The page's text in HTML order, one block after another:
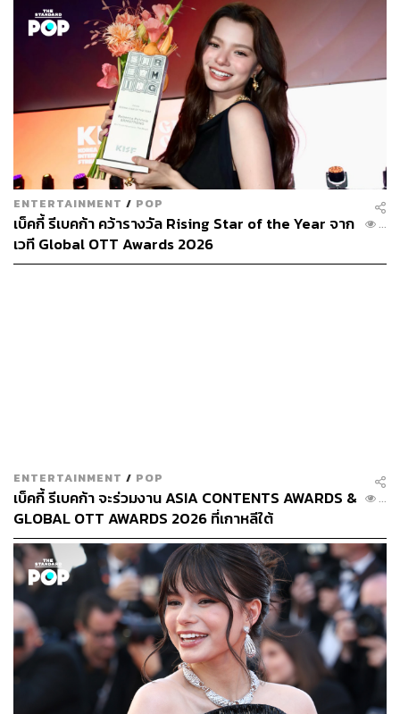
TAGS:
เบ็คกี้-รีเบคก้า แพทรีเซีย อาร์มสตรอง
IDOL POP MUSIC
ENTERTAINMENT / POP
เบ็คกี้ รีเบคก้า คว้ารางวัล Rising Star of the Year จาก
เวที Global OTT Awards 2026
...
ENTERTAINMENT / POP
เบ็คกี้ รีเบคก้า จะร่วมงาน ASIA CONTENTS AWARDS &
GLOBAL OTT AWARDS 2026 ที่เกาหลีใต้
...